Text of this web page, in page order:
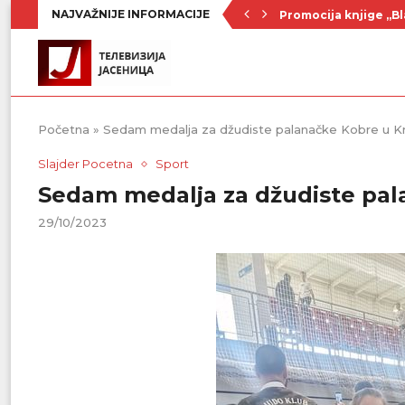
NAJVAŽNIJE INFORMACIJE Promocija knjige
Početna » Sedam medalja za džudiste palanačke Kobre u
Slajder Pocetna Sport
Sedam medalja za džudiste
29/10/2023